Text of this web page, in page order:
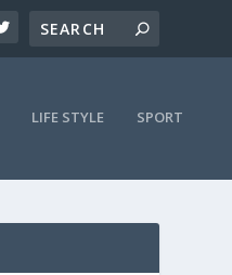
LIFE STYLE SPORT